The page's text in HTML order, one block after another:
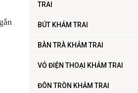
TRAI
BÚT KHẢM TRAI
BÀN TRÀ KHẢM TRAI
VỎ ĐIỆN THOẠI KHẢM TRAI
ĐÔN TRÒN KHẢM TRAI